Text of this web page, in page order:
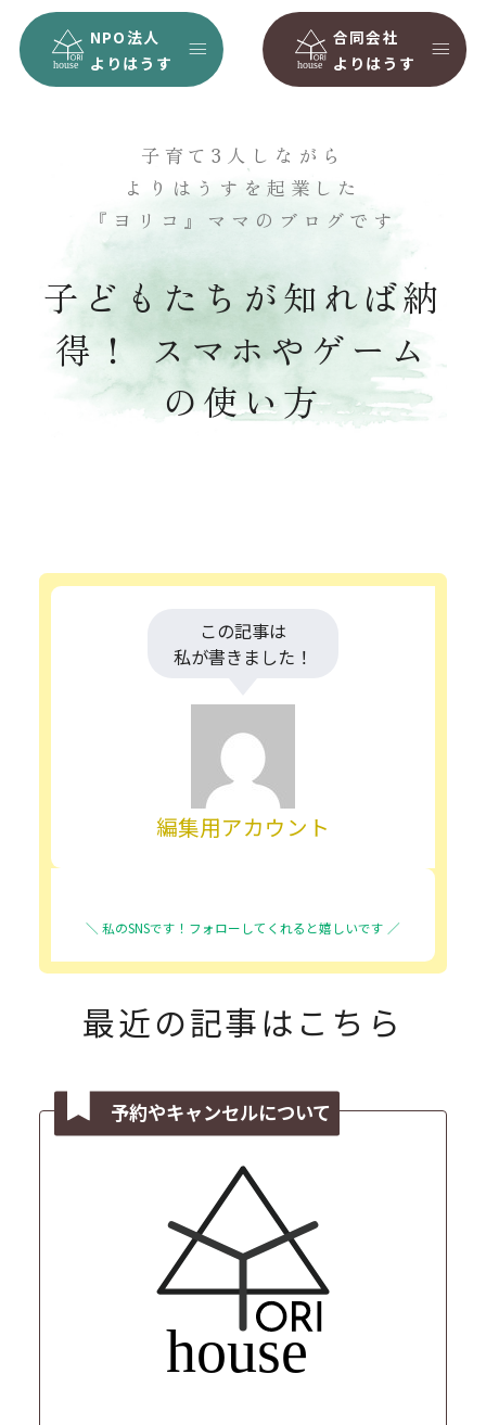
NPO法人
よりはうす
合同会社
よりはうす
子育て3人しながら
よりはうすを起業した
『ヨリコ』ママのブログです
子どもたちが知れば納
得！ スマホやゲーム
の使い方
この記事は
私が書きました！
編集用アカウント
最近の記事はこちら
予約やキャンセルについて